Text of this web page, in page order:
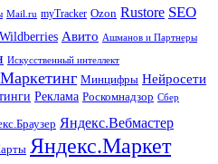
Mail.ru myTracker Ozon Rustore SEO
Wildberries Авито Ашманов и Партнеры
Искусственный интеллект
Маркетинг Минцифры Нейросети
Реклама Роскомнадзор Сбер
Яндекс.Вебмастер
Яндекс.Маркет